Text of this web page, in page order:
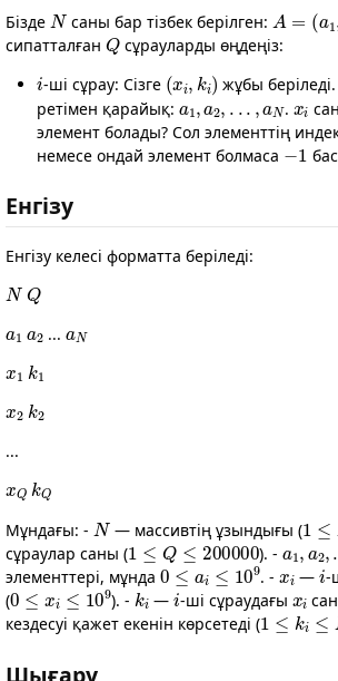
Бізде
N
саны бар тізбек берілген:
A(a a
сипатталған
Q
сұрауларды өңдеңіз:
i
-ші сұрау: Сізге
( k i
жұбы
ретімен қарайық:
a1,a 2,..., aN
.
xi
элемент болады? Сол элементтің
немесе ондай элемент болмаса
−1
Енгізу
Енгізу келесі форматта беріледі:
...
...
Мұндағы: - — массивтің ұзындығы (
сұраулар саны (
1≤Q≤200000
). -
a 1, a2
элементтері, мұнда
0≤a i≤109
. -
xi
—
i
-
(
0≤xi≤109
). -
ki
—
i
-ші сұраудағы
xi
кездесуі қажет екенін көрсетеді (
1≤ ki≤
Шығару